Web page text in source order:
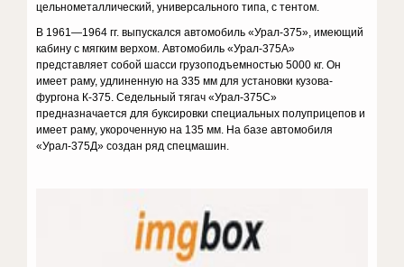
цельнометаллический, универсального типа, с тентом.
В 1961—1964 гг. выпускался автомобиль «Урал-375», имеющий
кабину с мягким верхом. Автомобиль «Урал-375А»
представляет собой шасси грузоподъемностью 5000 кг. Он
имеет раму, удлиненную на 335 мм для установки кузова-
фургона К-375. Седельный тягач «Урал-375С»
предназначается для буксировки специальных полуприцепов и
имеет раму, укороченную на 135 мм. На базе автомобиля
«Урал-375Д» создан ряд спецмашин.